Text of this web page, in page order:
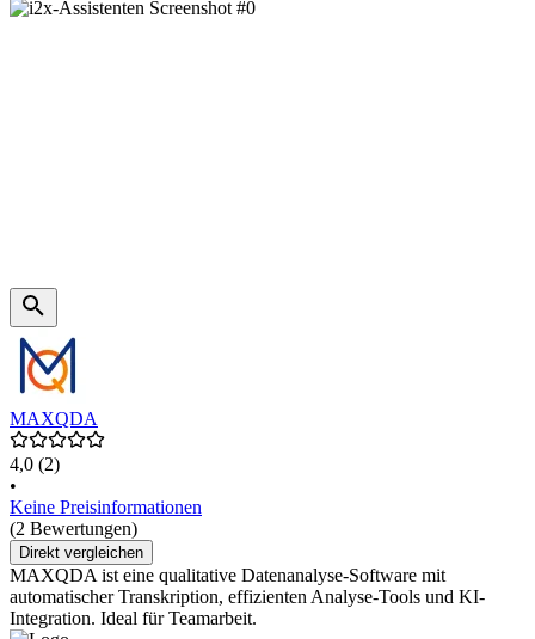
MAXQDA
4,0 (2)
•
Keine Preisinformationen
(2 Bewertungen)
Direkt vergleichen
MAXQDA ist eine qualitative Datenanalyse-Software mit
automatischer Transkription, effizienten Analyse-Tools und KI-
Integration. Ideal für Teamarbeit.